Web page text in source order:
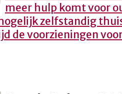
meer hulp komt voor
zelfstandig
de voorzieningen